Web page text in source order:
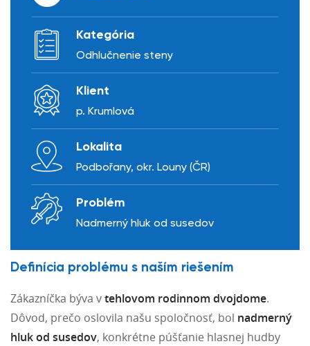
Kategória
Odhlučnenie steny
Klient
p. Krumlová
Lokalita
Podbořany, okr. Louny (ČR)
Problém
Nadmerný hluk od susedov
Definícia problému s naším riešením
Zákazníčka býva vtehlovom rodinnom dvojdome.
Dôvod, prečo oslovila našu spoločnosť, bol nadmerný
hluk od susedov, konkrétne púšťanie hlasnej hudby